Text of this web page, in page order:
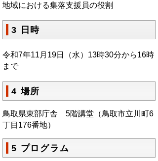
地域における集落支援員の役割
3 日時
令和7年11月19日（水）13時30分から16時
まで
4 場所
鳥取県東部庁舎 5階講堂（鳥取市立川町6
丁目176番地）
5 プログラム